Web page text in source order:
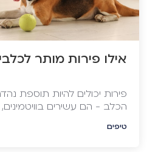
אילו פירות מותר
פירות יכולים להיות תוספת
הכלב - הם עשירים בוויטמינים,
של הכלב שונה משלנו. מה
טיפים